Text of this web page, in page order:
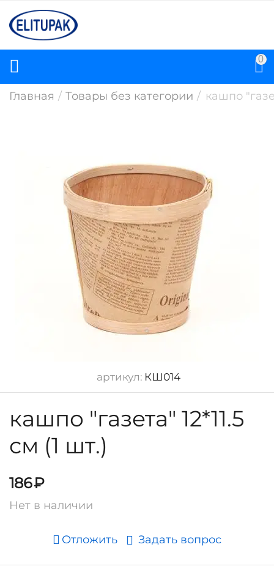
0
Главная / Товары без категории / кашпо
артикул: КШ014
кашпо "газета" 12*11.5
см (1 шт.)
186₽
Нет в наличии
Отложить Задать вопрос